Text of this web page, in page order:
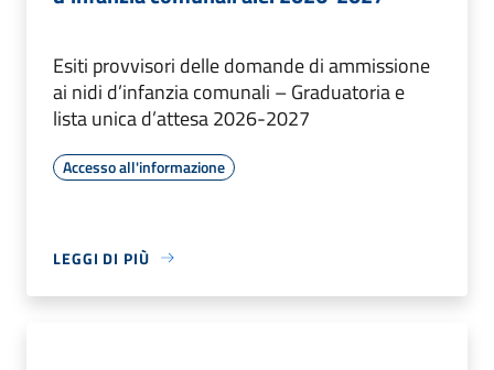
Esiti provvisori delle domande di ammissione
ai nidi d’infanzia comunali – Graduatoria e
lista unica d’attesa 2026-2027
Accesso all'informazione
LEGGI DI PIÙ